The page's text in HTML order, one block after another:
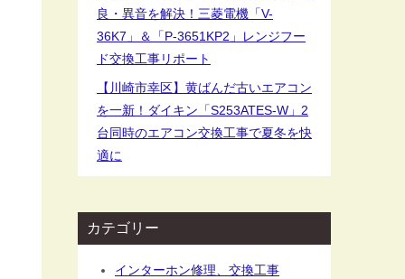
良・異音を解決！三菱電機「V-
36K7」＆「P-3651KP2」レンジフー
ド交換工事リポート
【川崎市幸区】黄ばんだ古いエアコン
を一新！ダイキン「S253ATES-W」2
台同時のエアコン交換工事で夏冬を快
適に
カテゴリー
インターホン修理、交換工事